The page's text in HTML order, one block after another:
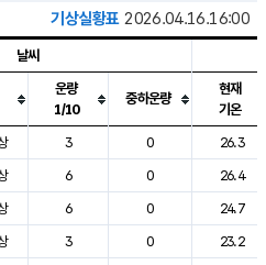
기상실황표 2026.04.16.16:00
온, 강수, 바람, 기압등을 안내한 표입
날씨
운량
1/10
중하운량
현재
기온
3 0
26.3
6 0
26.4
6 0
24.7
3 0
23.2